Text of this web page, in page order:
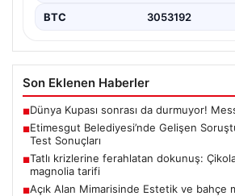
BTC 3053192
Son Eklenen Haberler
■Dünya Kupası sonrası da durmuyor!
■Etimesgut Belediyesi’nde Gelişen
Test Sonuçları
■Tatlı krizlerine ferahlatan dokunuş:
magnolia tarifi
■Açık Alan Mimarisinde Estetik ve bahçe